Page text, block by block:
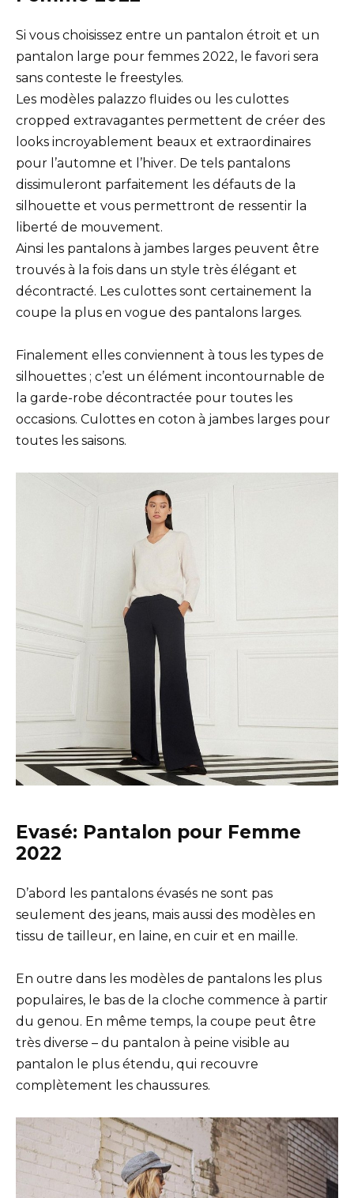
Si vous choisissez entre un pantalon étroit et un
pantalon large pour femmes 2022, le favori sera
sans conteste le freestyles.
Les modèles palazzo fluides ou les culottes
cropped extravagantes permettent de créer des
looks incroyablement beaux et extraordinaires
pour l’automne et l’hiver. De tels pantalons
dissimuleront parfaitement les défauts de la
silhouette et vous permettront de ressentir la
liberté de mouvement.
Ainsi les pantalons à jambes larges peuvent être
trouvés à la fois dans un style très élégant et
décontracté. Les culottes sont certainement la
coupe la plus en vogue des pantalons larges.
Finalement elles conviennent à tous les types de
silhouettes ; c’est un élément incontournable de
la garde-robe décontractée pour toutes les
occasions. Culottes en coton à jambes larges pour
toutes les saisons.
Evasé: Pantalon pour Femme
2022
D’abord les pantalons évasés ne sont pas
seulement des jeans, mais aussi des modèles en
tissu de tailleur, en laine, en cuir et en maille.
En outre dans les modèles de pantalons les plus
populaires, le bas de la cloche commence à partir
du genou. En même temps, la coupe peut être
très diverse – du pantalon à peine visible au
pantalon le plus étendu, qui recouvre
complètement les chaussures.